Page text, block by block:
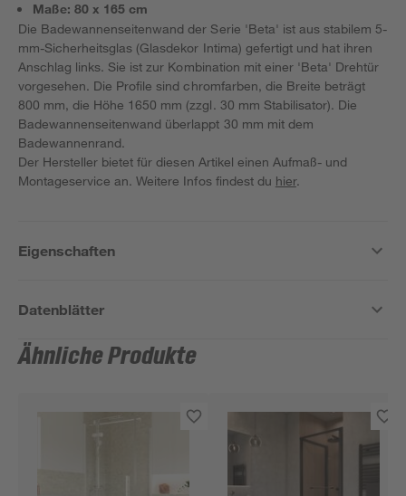
Maße: 80 x 165 cm
Die Badewannenseitenwand der Serie 'Beta' ist aus stabilem 5-
mm-Sicherheitsglas (Glasdekor Intima) gefertigt und hat ihren
Anschlag links. Sie ist zur Kombination mit einer 'Beta' Drehtür
vorgesehen. Die Profile sind chromfarben, die Breite beträgt
800 mm, die Höhe 1650 mm (zzgl. 30 mm Stabilisator). Die
Badewannenseitenwand überlappt 30 mm mit dem
Badewannenrand.
Der Hersteller bietet für diesen Artikel einen Aufmaß- und
Montageservice an. Weitere Infos findest du hier.
Eigenschaften
Datenblätter
Ähnliche Produkte